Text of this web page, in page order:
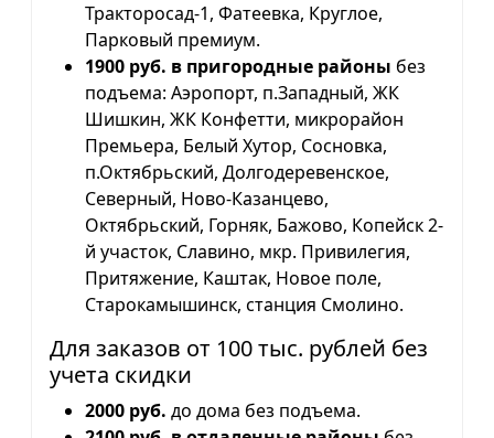
Тракторосад-1, Фатеевка, Круглое,
Парковый премиум.
1900 руб. в пригородные районы без
подъема: Аэропорт, п.Западный, ЖК
Шишкин, ЖК Конфетти, микрорайон
Премьера, Белый Хутор, Сосновка,
п.Октябрьский, Долгодеревенское,
Северный, Ново-Казанцево,
Октябрьский, Горняк, Бажово, Копейск 2-
й участок, Славино, мкр. Привилегия,
Притяжение, Каштак, Новое поле,
Старокамышинск, станция Смолино.
Для заказов от 100 тыс. рублей без
учета скидки
2000 руб. до дома без подъема.